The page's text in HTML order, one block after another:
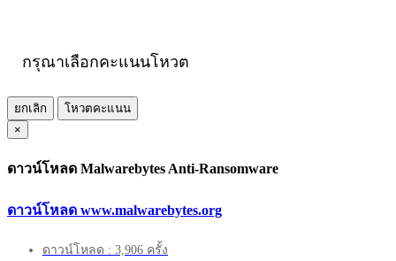
กรุณาเลือกคะแนนโหวต
ยกเลิก
โหวตคะแนน
×
ดาวน์โหลด Malwarebytes Anti-Ransomware
ดาวน์โหลด www.malwarebytes.org
ดาวน์โหลด : 3,906 ครั้ง